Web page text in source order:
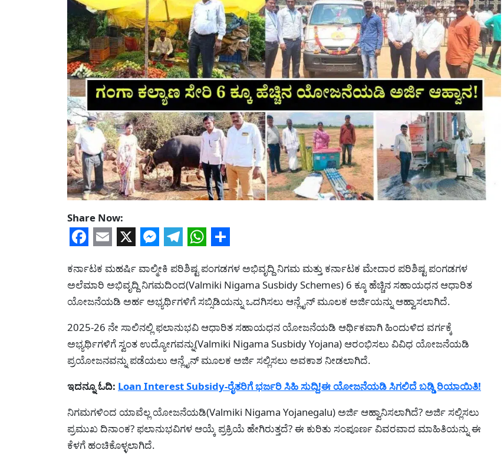
Share Now:
ಕರ್ನಾಟಕ ಮಹರ್ಷಿ ವಾಲ್ಮೀಕಿ ಪರಿಶಿಷ್ಟ ಪಂಗಡಗಳ ಅಭಿವೃದ್ದಿ ನಿಗಮ ಮತ್ತು ಕರ್ನಾಟಕ ಮೇದಾರ ಪರಿಶಿಷ್ಟ ಪಂಗಡಗಳ
ಅಲೆಮಾರಿ ಅಭಿವೃದ್ದಿ ನಿಗಮದಿಂದ(Valmiki Nigama Susbidy Schemes) 6 ಕ್ಕೂ ಹೆಚ್ಚಿನ ಸಹಾಯಧನ ಆಧಾರಿತ
ಯೋಜನೆಯಡಿ ಅರ್ಹ ಅಭ್ಯರ್ಥಿಗಳಿಗೆ ಸಬ್ಸಿಡಿಯನ್ನು ಒದಗಿಸಲು ಆನ್ಲೈನ್ ಮೂಲಕ ಅರ್ಜಿಯನ್ನು ಆಹ್ವಾಸಲಾಗಿದೆ.
2025-26 ನೇ ಸಾಲಿನಲ್ಲಿ ಫಲಾನುಭವಿ ಆಧಾರಿತ ಸಹಾಯಧನ ಯೋಜನೆಯಡಿ ಆರ್ಥಿಕವಾಗಿ ಹಿಂದುಳಿದ ವರ್ಗಕ್ಕೆ
ಅಭ್ಯರ್ಥಿಗಳಿಗೆ ಸ್ವಂತ ಉದ್ಯೋಗವನ್ನು(Valmiki Nigama Susbidy Yojana) ಆರಂಭಿಸಲು ವಿವಿಧ ಯೋಜನೆಯಡಿ
ಪ್ರಯೋಜನವನ್ನು ಪಡೆಯಲು ಆನ್ಲೈನ್ ಮೂಲಕ ಅರ್ಜಿ ಸಲ್ಲಿಸಲು ಅವಕಾಶ ನೀಡಲಾಗಿದೆ.
ಇದನ್ನೂ ಓದಿ: Loan Interest Subsidy-ರೈತರಿಗೆ ಭರ್ಜರಿ ಸಿಹಿ ಸುದ್ದಿ!ಈ ಯೋಜನೆಯಡಿ ಸಿಗಲಿದೆ ಬಡ್ಡಿ ರಿಯಾಯಿತಿ!
ನಿಗಮಗಳಿಂದ ಯಾವೆಲ್ಲ ಯೋಜನೆಯಡಿ(Valmiki Nigama Yojanegalu) ಅರ್ಜಿ ಆಹ್ವಾನಿಸಲಾಗಿದೆ? ಅರ್ಜಿ ಸಲ್ಲಿಸಲು
ಪ್ರಮುಖ ದಿನಾಂಕ? ಫಲಾನುಭವಿಗಳ ಆಯ್ಕೆ ಪ್ರಕ್ರಿಯೆ ಹೇಗಿರುತ್ತದೆ? ಈ ಕುರಿತು ಸಂಪೂರ್ಣ ವಿವರವಾದ ಮಾಹಿತಿಯನ್ನು ಈ
ಕೆಳಗೆ ಹಂಚಿಕೊಳ್ಳಲಾಗಿದೆ.